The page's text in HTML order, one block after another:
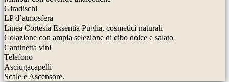
Giradischi
LP d’atmosfera
Linea Cortesia Essentia Puglia, cosmetici naturali
Colazione con ampia selezione di cibo dolce e salato
Cantinetta vini
Telefono
Asciugacapelli
Scale e Ascensore.